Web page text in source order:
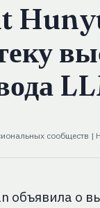
сообществ |
объявила о